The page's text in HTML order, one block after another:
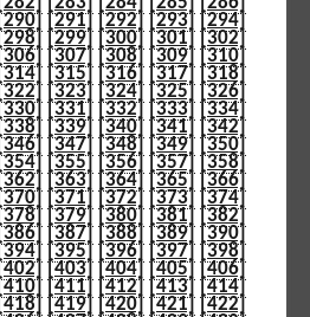
[291] [292] [293] [294]
[299] [300] [301] [302]
[307] [308] [309] [310]
[315] [316] [317] [318]
[323] [324] [325] [326]
[331] [332] [333] [334]
[339] [340] [341] [342]
[347] [348] [349] [350]
[355] [356] [357] [358]
[363] [364] [365] [366]
[371] [372] [373] [374]
[379] [380] [381] [382]
[387] [388] [389] [390]
[395] [396] [397] [398]
[403] [404] [405] [406]
[411] [412] [413] [414]
[419] [420] [421] [422]